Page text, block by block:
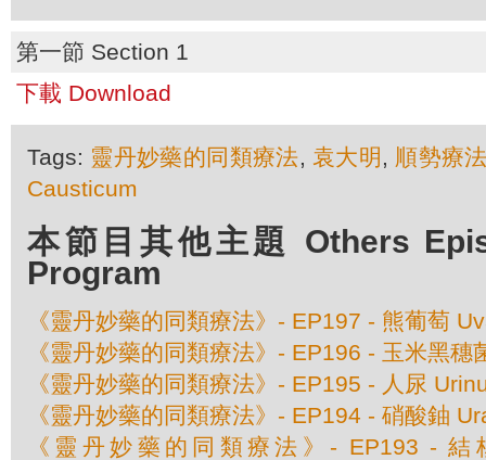
第一節 Section 1
下載 Download
Tags: 靈丹妙藥的同類療法, 袁大明 , 順勢療
Causticum
本節目其他主題 Others
Program
《靈丹妙藥的同類療法》- EP197 - 熊葡萄
《靈丹妙藥的同類療法》- EP196 - 玉米黑
《靈丹妙藥的同類療法》- EP195 - 人尿
《靈丹妙藥的同類療法》- EP194 - 硝酸鈾
《靈丹妙藥的同類療法》- EP193 - 結